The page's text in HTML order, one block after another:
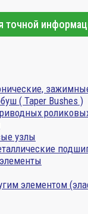
точной
( Taper Bushes )
узлы
элементом